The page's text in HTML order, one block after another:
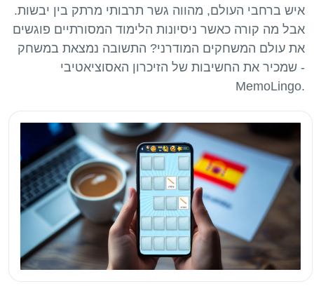
איש ברחבי העולם, מהווה גשר תרבותי מרתק בין יבשות.
אבל מה קורה כאשר ניסיונות הלימוד המסורתיים פוגשים
את עולם המשחקים המודרני? התשובה נמצאת במשחק
שמכיר את החשיבות של הזיכרון האסוציאטיבי -